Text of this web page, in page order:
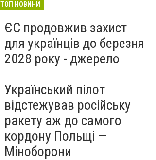
ТОП НОВИНИ
ЄС продовжив захист
для українців до березня
2028 року - джерело
Український пілот
відстежував російську
ракету аж до самого
кордону Польщі —
Міноборони